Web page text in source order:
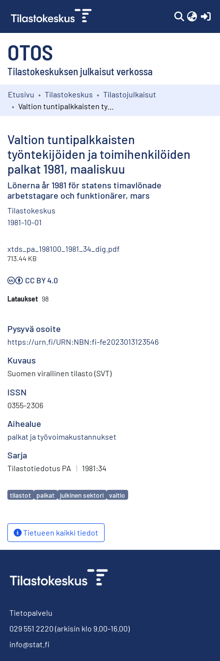
OTOS
Tilastokeskuksen julkaisut verkossa
Kokoelmat
Etusivu Tilastokeskus
Tilastojulkaisut
Valtion tuntipalkkaisten
työntekijöiden ja toimihenkilöiden
palkat 1981, maaliskuu
Lönerna år 1981 för statens timavlönade
arbetstagare och funktionärer, mars
Tilastokeskus
1981-10-01
xtds_pa_198100_1981_34_dig.pdf
713.44 KB
CC BY 4.0
Lataukset 98
Pysyvä osoite
https://urn.fi/URN:NBN:fi-fe2023013123546
Kuvaus
Suomen virallinen tilasto (SVT)
ISSN
0355-2306
Aihealue
palkat ja työvoimakustannukset
Sarja
Tilastotiedotus PA | 1981:34
Avainsanat
tilastot palkat julkinen sektori valtio
Tietueen kaikki tiedot
Tietopalvelu
029 551 2220 (arkisin klo 9.00-16.00)
info@stat.fi